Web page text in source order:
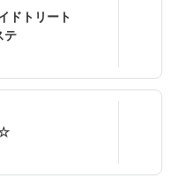
ドトリート
テ
☆